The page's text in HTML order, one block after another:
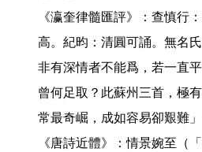
《瀛奎律髓匯評》：查慎行
高。紀昀：清圓可誦。無名
非有深情者不能爲，若一直
曾何足取？此蘇州三首，極
常最奇崛，成如容易卻艱難」
《唐詩近體》：情景婉至（